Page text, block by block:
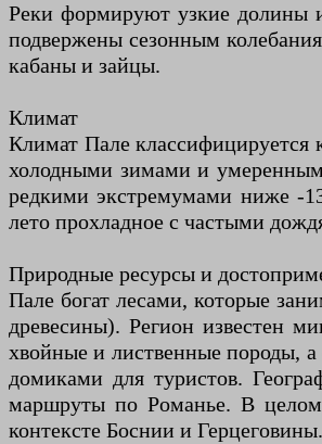
Реки формируют узкие долины
подвержены сезонным
кабаны и зайцы.
Климат
Климат Пале классифицируется
холодными зимами и умеренным
редкими экстремумами ниже -
лето прохладное с частыми
Природные ресурсы и
Пале богат лесами, которые
древесины). Регион известен
хвойные и лиственные породы,
домиками для туристов.
маршруты по Романье. В целом,
контексте Боснии и Герцеговины.